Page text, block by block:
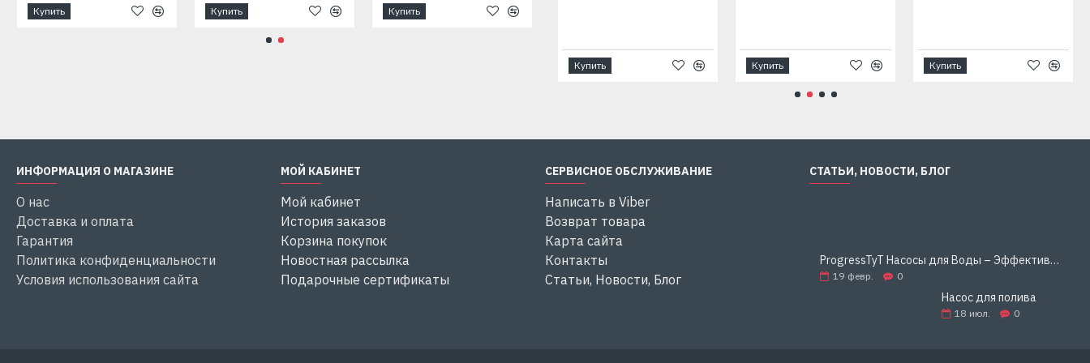
kW
10
Купить Купить Купить
Купить Купить Купить
ИНФОРМАЦИЯ О МАГАЗИНЕ
О нас
Доставка и оплата
Гарантия
Политика конфиденциальности
Условия использования сайта
МОЙ КАБИНЕТ
Мой кабинет
История заказов
Корзина покупок
Новостная рассылка
Подарочные сертификаты
СЕРВИСНОЕ ОБСЛУЖИВАНИЕ
Написать в Viber
Возврат товара
Карта сайта
Контакты
Статьи, Новости, Блог
СТАТЬИ, НОВОСТИ, БЛОГ
ProgressTyT Насосы для Воды – Эффективное и Надёжное Решение для Дома и Бизнеса
19 февр. 0
Насос для полива
18 июл. 0